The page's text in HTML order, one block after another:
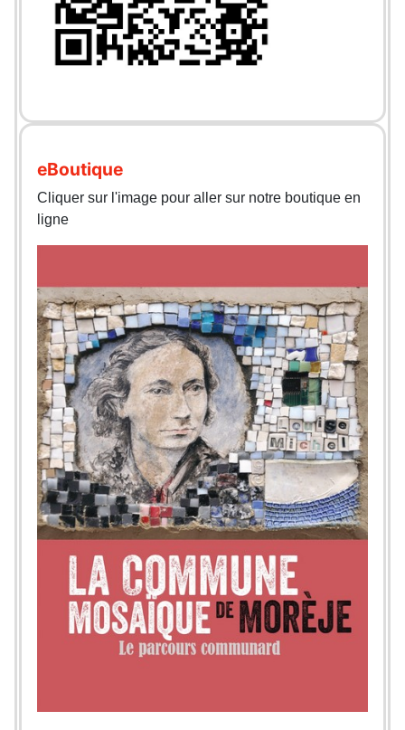
eBoutique
Cliquer sur l'image pour aller sur notre boutique en
ligne